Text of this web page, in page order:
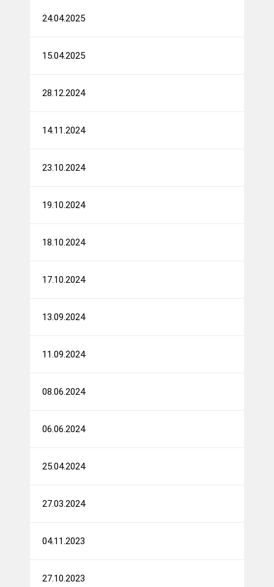
24.04.2025
15.04.2025
28.12.2024
14.11.2024
23.10.2024
19.10.2024
18.10.2024
17.10.2024
13.09.2024
11.09.2024
08.06.2024
06.06.2024
25.04.2024
27.03.2024
04.11.2023
27.10.2023